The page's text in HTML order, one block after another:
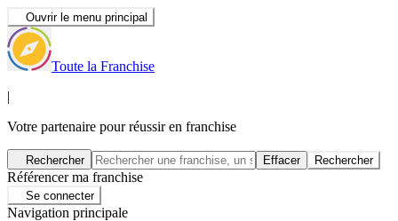
Ouvrir le menu principal
Toute la Franchise
|
Votre partenaire pour réussir en franchise
Rechercher Effacer Rechercher
Référencer ma franchise
Se connecter
Navigation principale